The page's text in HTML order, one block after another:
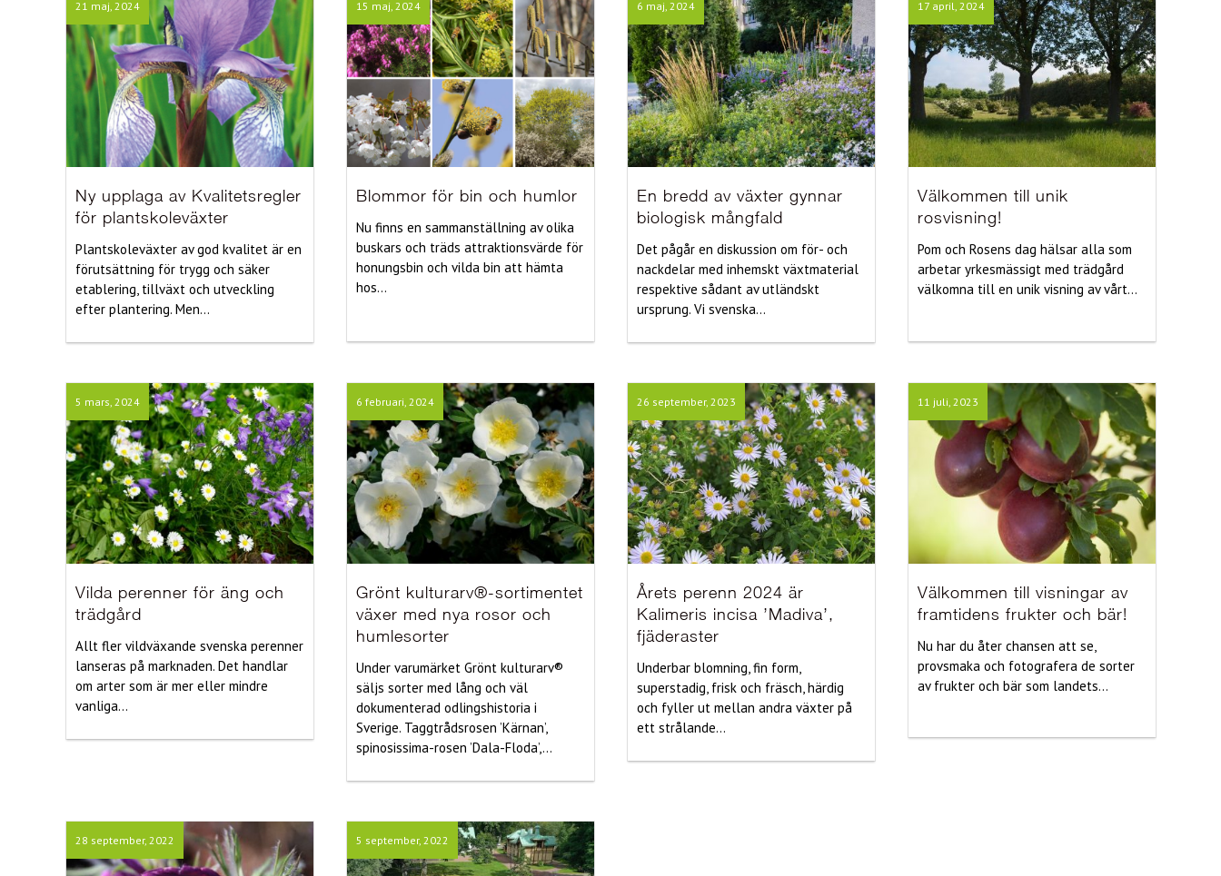
21 maj, 2024
Ny upplaga av Kvalitetsregler
för plantskoleväxter
Plantskoleväxter av god kvalitet är en
förutsättning för trygg och säker
etablering, tillväxt och utveckling
efter plantering. Men...
15 maj, 2024
Blommor för bin och humlor
Nu finns en sammanställning av olika
buskars och träds attraktionsvärde för
honungsbin och vilda bin att hämta
hos...
6 maj, 2024
En bredd av växter gynnar
biologisk mångfald
Det pågår en diskussion om för- och
nackdelar med inhemskt växtmaterial
respektive sådant av utländskt
ursprung. Vi svenska...
17 april, 2024
Välkommen till unik
rosvisning!
Pom och Rosens dag hälsar alla som
arbetar yrkesmässigt med trädgård
välkomna till en unik visning av vårt...
5 mars, 2024
Vilda perenner för äng och
trädgård
Allt fler vildväxande svenska perenner
lanseras på marknaden. Det handlar
om arter som är mer eller mindre
vanliga...
6 februari, 2024
Grönt kulturarv®-sortimentet
växer med nya rosor och
humlesorter
Under varumärket Grönt kulturarv®
säljs sorter med lång och väl
dokumenterad odlingshistoria i
Sverige. Taggtrådsrosen ’Kärnan’,
spinosissima-rosen ’Dala-Floda’,...
26 september, 2023
Årets perenn 2024 är
Kalimeris incisa ’Madiva’,
fjäderaster
Underbar blomning, fin form,
superstadig, frisk och fräsch, härdig
och fyller ut mellan andra växter på
ett strålande...
11 juli, 2023
Välkommen till visningar av
framtidens frukter och bär!
Nu har du åter chansen att se,
provsmaka och fotografera de sorter
av frukter och bär som landets...
28 september, 2022 5 september, 2022